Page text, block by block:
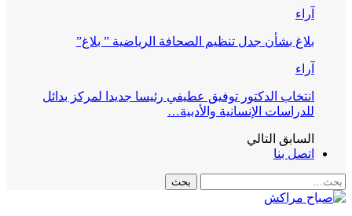
آراء
بلاغ بشأن جدل تنظيم الصحافة الرياضية ” بلاغ”
آراء
انتخاب الدكتور توفيق عطيفي رئيسا جديدا لمركز بدائل
للدراسات الإنسانية والأدبية…
السابق التالي
اتصل بنا